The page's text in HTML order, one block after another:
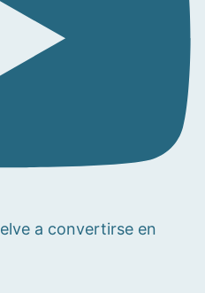
a convertirse en